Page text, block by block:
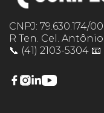
CNPJ: 79.630.174/
R Ten. Cel.
📞 (41) 2103-5304